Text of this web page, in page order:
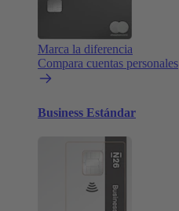
Marca la diferencia
Compara cuentas personales
Business Estándar